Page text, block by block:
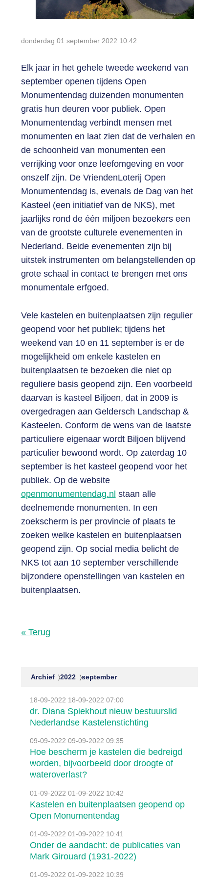
donderdag 01 september 2022 10:42
Elk jaar in het gehele tweede weekend van
september openen tijdens Open
Monumentendag duizenden monumenten
gratis hun deuren voor publiek. Open
Monumentendag verbindt mensen met
monumenten en laat zien dat de verhalen en
de schoonheid van monumenten een
verrijking voor onze leefomgeving en voor
onszelf zijn. De VriendenLoterij Open
Monumentendag is, evenals de Dag van het
Kasteel (een initiatief van de NKS), met
jaarlijks rond de één miljoen bezoekers een
van de grootste culturele evenementen in
Nederland. Beide evenementen zijn bij
uitstek instrumenten om belangstellenden op
grote schaal in contact te brengen met ons
monumentale erfgoed.
Vele kastelen en buitenplaatsen zijn regulier
geopend voor het publiek; tijdens het
weekend van 10 en 11 september is er de
mogelijkheid om enkele kastelen en
buitenplaatsen te bezoeken die niet op
reguliere basis geopend zijn. Een voorbeeld
daarvan is kasteel Biljoen, dat in 2009 is
overgedragen aan Geldersch Landschap &
Kasteelen. Conform de wens van de laatste
particuliere eigenaar wordt Biljoen blijvend
particulier bewoond wordt. Op zaterdag 10
september is het kasteel geopend voor het
publiek. Op de website
openmonumentendag.nl staan alle
deelnemende monumenten. In een
zoekscherm is per provincie of plaats te
zoeken welke kastelen en buitenplaatsen
geopend zijn. Op social media belicht de
NKS tot aan 10 september verschillende
bijzondere openstellingen van kastelen en
buitenplaatsen.
« Terug
Archief 2022 september
18-09-2022 18-09-2022 07:00
dr. Diana Spiekhout nieuw bestuurslid
Nederlandse Kastelenstichting
09-09-2022 09-09-2022 09:35
Hoe bescherm je kastelen die bedreigd
worden, bijvoorbeeld door droogte of
wateroverlast?
01-09-2022 01-09-2022 10:42
Kastelen en buitenplaatsen geopend op
Open Monumentendag
01-09-2022 01-09-2022 10:41
Onder de aandacht: de publicaties van
Mark Girouard (1931-2022)
01-09-2022 01-09-2022 10:39